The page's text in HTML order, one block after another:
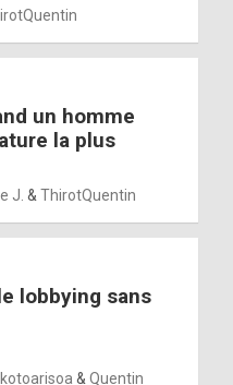
un homme
la plus
J. &ThirotQuentin
lobbying sans
&Quentin